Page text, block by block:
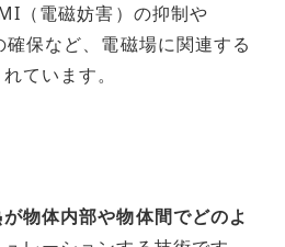
（電磁妨害）の抑制や
保など、電磁場に関連する
ています。
物体内部や物体間でどのよ